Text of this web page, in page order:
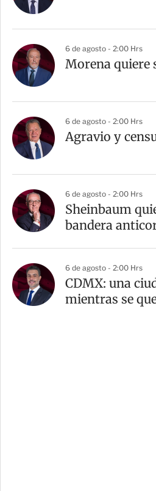
6 de agosto - 2:00 Hrs
Morena quiere
6 de agosto - 2:00 Hrs
Agravio y
6 de agosto - 2:00 Hrs
Sheinbaum
bandera
6 de agosto - 2:00 Hrs
CDMX: una
mientras se